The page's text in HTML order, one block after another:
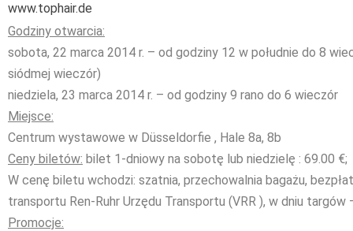
www.tophair.de
Godziny otwarcia:
sobota, 22 marca 2014 r. – od godziny 12 w południe do 8
siódmej wieczór)
niedziela, 23 marca 2014 r. – od godziny 9 rano do 6 wieczór
Miejsce:
Centrum wystawowe w Düsseldorfie , Hale 8a, 8b
Ceny biletów: bilet 1-dniowy na sobotę lub niedzielę : 69.00
W cenę biletu wchodzi: szatnia, przechowalnia bagażu,
transportu Ren-Ruhr Urzędu Transportu (VRR ), w dniu
Promocje: